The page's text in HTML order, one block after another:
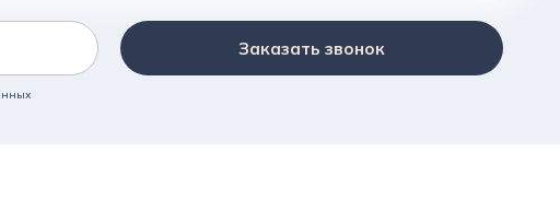
Заказать звонок